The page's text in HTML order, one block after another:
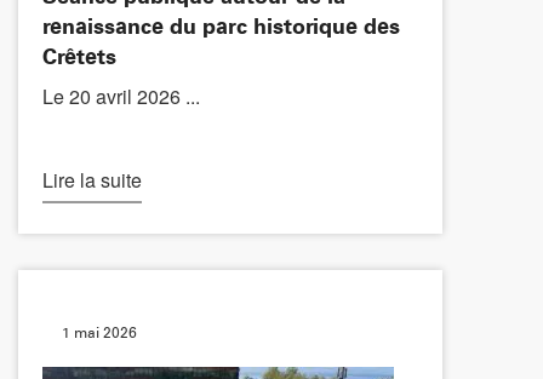
renaissance du parc historique des
Crêtets
Le 20 avril 2026 ...
Lire la suite
1 mai 2026